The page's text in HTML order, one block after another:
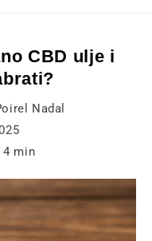
CBD ulje i
Nadal
4 min